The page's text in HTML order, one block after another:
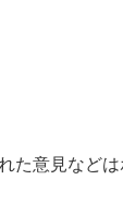
意見など